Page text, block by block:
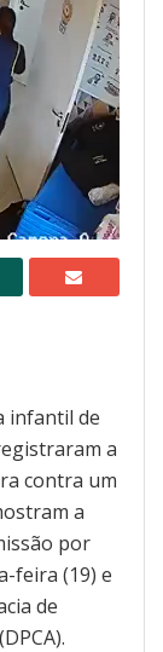
infantil de
a
contra um
a
por
feira (19) e
de